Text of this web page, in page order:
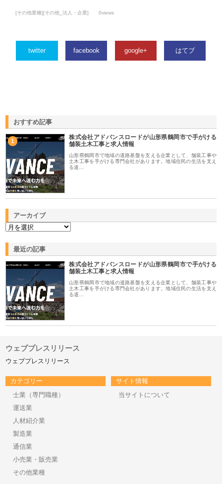
[その他業種][その他_法人・企業] 0views
twitter facebook google+ はてブ
おすすめ記事
1
株式会社アドバンスロードが山形県鶴岡市で手がける
舗装土木工事と求人情報
山形県鶴岡市で地域の道路基盤を支える企業として、舗装工事や
土木工事を手がける専門会社があります。地域住民の生活を支え
る道…
アーカイブ
最近の記事
株式会社アドバンスロードが山形県鶴岡市で手がける
舗装土木工事と求人情報
山形県鶴岡市で地域の道路基盤を支える企業として、舗装工事や
土木工事を手がける専門会社があります。地域住民の生活を支え
る道…
ウェブプレスリリース
ウェブプレスリリース
カテゴリー
士業（専門職種）
運送業
人材紹介業
製造業
通信業
小売業・販売業
その他業種
サイト情報
当サイトについて